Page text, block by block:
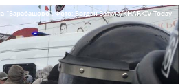
"Барабашово". Фото: Богдан Затула/KHARKIV Today